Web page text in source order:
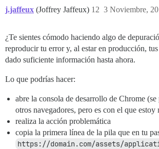
j.jaffeux (Joffrey Jaffeux) 3 Noviembre,
12
¿Te sientes cómodo haciendo algo de
reproducir tu error y, al estar en producción,
dado suficiente información hasta ahora.
Lo que podrías hacer:
abre la consola de desarrollo de Chrome (se
otros navegadores, pero es con el que
realiza la acción problemática
copia la primera línea de la pila que en tu
https://domain.com/assets/